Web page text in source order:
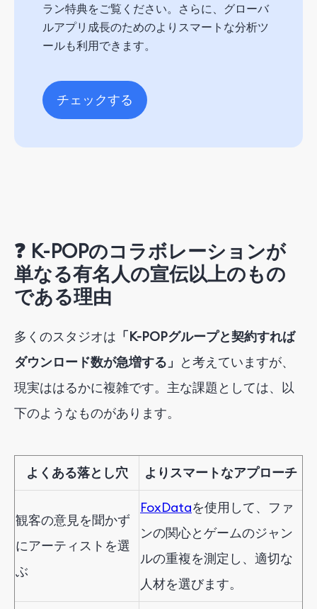
ラン特典をご覧ください。さらに、グローバ
ルアプリ成長のためのよりスマートな分析ツ
ールも利用できます。
チェックする
❓ K-POPのコラボレーションが
単なる有名人の宣伝以上のもの
である理由
多くのスタジオは 「K-POPグループと契約すれば
ダウンロード数が急増する」 と考えていますが、
現実ははるかに複雑です。主な課題としては、以
下のようなものがあります。
よくある落とし穴 よりスマートなアプローチ
観客の意見を聞かず
にアーティストを選
ぶ
FoxDataを使用して、ファ
ンの関心とゲームのジャン
ルの重複を測定し、適切な
人材を選びます。